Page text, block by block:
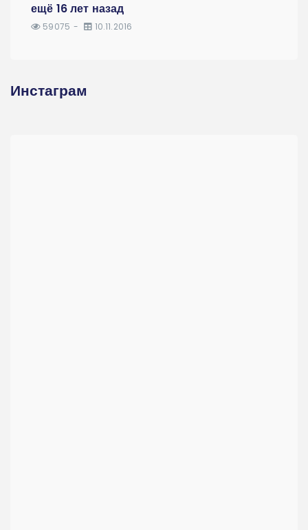
ещё 16 лет назад
59075 10.11.2016
Инстаграм